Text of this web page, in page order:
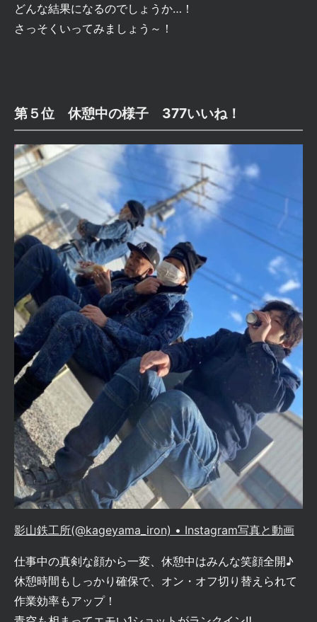
どんな結果になるのでしょうか…！
さっそくいってみましょう～！
第５位 休憩中の様子 377いいね！
影山鉄工所(@kageyama_iron) • Instagram写真と動画
仕事中の真剣な顔から一変、休憩中はみんな笑顔全開♪
休憩時間もしっかり確保で、オン・オフ切り替えられて
作業効率もアップ！